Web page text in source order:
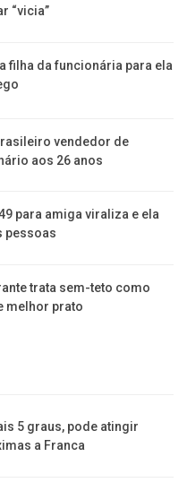
“vicia”
filha da funcionária para ela
vendedor de
aos 26 anos
para amiga viraliza e ela
pessoas
trata sem-teto como
melhor prato
5 graus, pode atingir
a Franca